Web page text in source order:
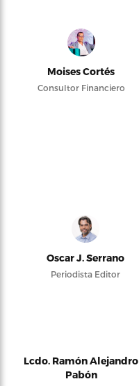
Moises Cortés
Consultor Financiero
Oscar J. Serrano
Periodista Editor
Lcdo. Ramón Alejandro
Pabón